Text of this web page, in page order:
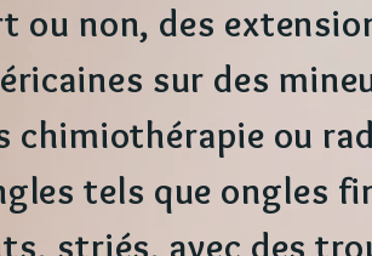
ou non, des
sur des
chimiothérapie ou
tels que ongles
striés, avec des